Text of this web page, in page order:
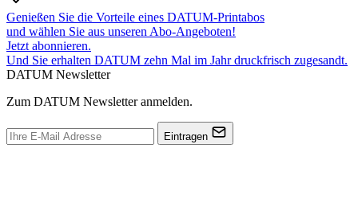
Genießen Sie die Vorteile eines DATUM-Printabos
und wählen Sie aus unseren Abo-Angeboten!
Jetzt abonnieren.
Und Sie erhalten DATUM zehn Mal im Jahr druckfrisch zugesandt.
DATUM Newsletter
Zum DATUM Newsletter anmelden.
Eintragen